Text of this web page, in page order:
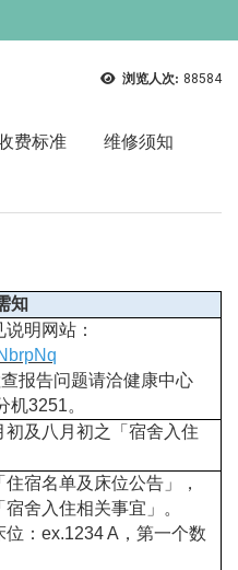
浏览人次: 88584
费标准 维修须知
知
明网站：
报告问题请洽健康中心
机3251。
初及八月初之「宿舍入住
住宿名单及床位公告」，
舍入住相关事宜」。
位：ex.1234 A，第一个数